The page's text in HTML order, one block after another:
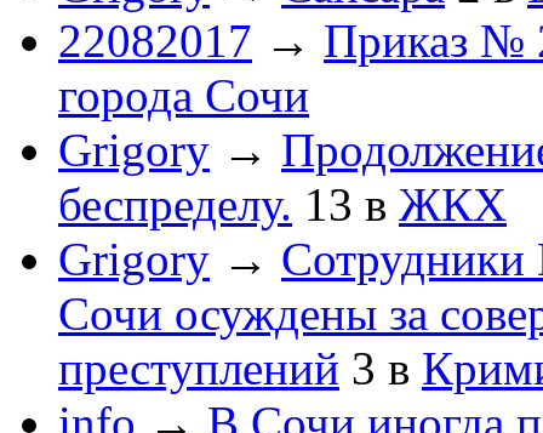
22082017 → Приказ №
города Сочи
Grigory →
беспределу. 13 в ЖКХ
Grigory →
Сочи осуждены за
преступлений 3 в
info → В Сочи иногда